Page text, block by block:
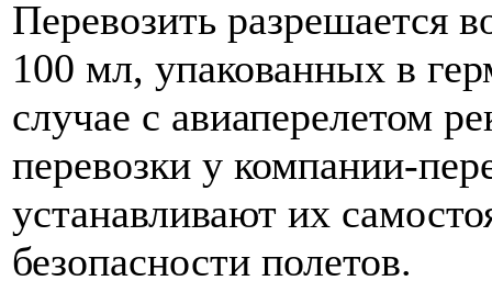
Перевозить разрешается
100 мл, упакованных в
случае с авиаперелетом
перевозки у компании-
устанавливают их
безопасности полетов.